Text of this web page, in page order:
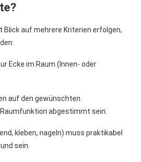
auf mehrere Kriterien erfolgen,
Ecke im Raum (Innen- oder
auf den gewünschten
abgestimmt sein.
kleben, nageln) muss praktikabel
sein.